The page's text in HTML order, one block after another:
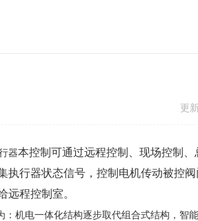
更
器本控制可通过远程控制、现场控制、
执行器状态信号，控制电机传动被控
远程控制室。
：机电一体化结构逐步取代组合式结构，智